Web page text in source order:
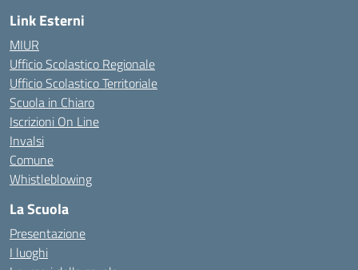
Link Esterni
MIUR
Ufficio Scolastico Regionale
Ufficio Scolastico Territoriale
Scuola in Chiaro
Iscrizioni On Line
Invalsi
Comune
Whistleblowing
La Scuola
Presentazione
I luoghi